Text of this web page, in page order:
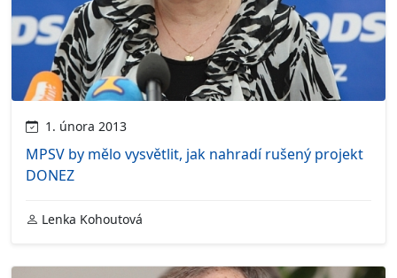
1. února 2013
MPSV by mělo vysvětlit, jak nahradí rušený projekt
DONEZ
Lenka Kohoutová